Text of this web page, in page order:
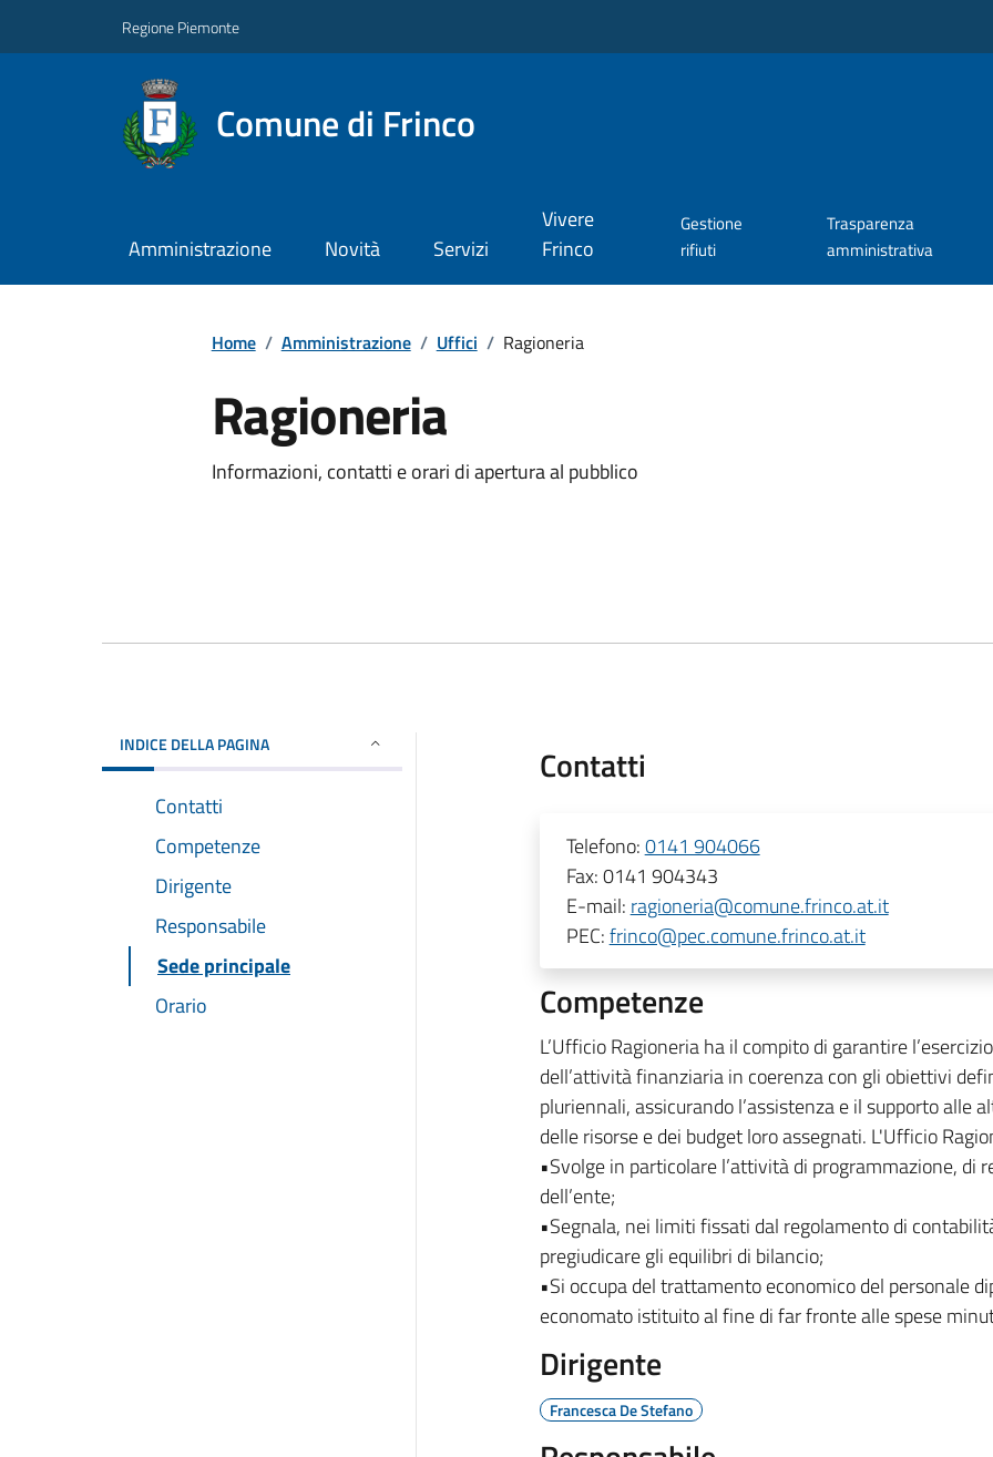
Regione Piemonte
Comune di Frinco
Amministrazione Novità Servizi
Vivere
Frinco
Gestione
rifiuti
Trasparenza
amministrativa
Home / Amministrazione / Uffici / Ragioneria
Ragioneria
Informazioni, contatti e orari di apertura al pubblico
INDICE DELLA PAGINA
Contatti
Competenze
Dirigente
Responsabile
Sede principale
Orario
Contatti
Telefono:0141 904066
Fax:0141 904343
E-mail: ragioneria@comune.frinco.at.it
PEC:frinco@pec.comune.frinco.at.it
Competenze
L’Ufficio Ragioneria ha il compito di garantire
dell’attività finanziaria in coerenza con gli obiettivi
pluriennali, assicurando l’assistenza e il supporto alle
delle risorse e dei budget loro assegnati. L'Ufficio
•Svolge in particolare l’attività di programmazione,
dell’ente;
•Segnala, nei limiti fissati dal regolamento di
pregiudicare gli equilibri di bilancio;
•Si occupa del trattamento economico del personale
economato istituito al fine di far fronte alle spese
Dirigente
Francesca De Stefano